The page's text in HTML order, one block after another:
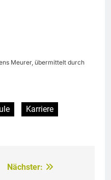
Meurer, übermittelt durch
Karriere
Nächster: